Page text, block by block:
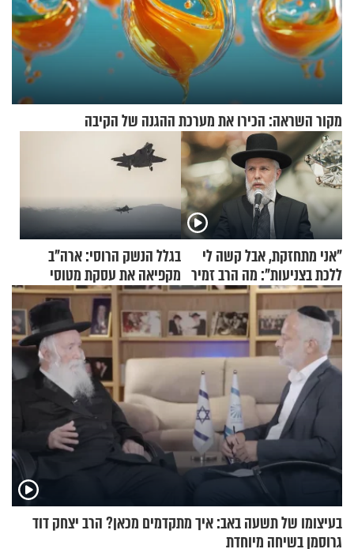
מקור השראה: הכירו את מערכת ההגנה של הקיבה
"אני מתחזקת, אבל קשה לי
ללכת בצניעות": מה הרב זמיר
כהן המליץ לה לעשות?
בגלל הנשק הרוסי: ארה"ב
מקפיאה את עסקת מטוסי
הקרב לטורקיה
בעיצומו של תשעה באב: איך מתקדמים מכאן? הרב יצחק דוד
גרוסמן בשיחה מיוחדת